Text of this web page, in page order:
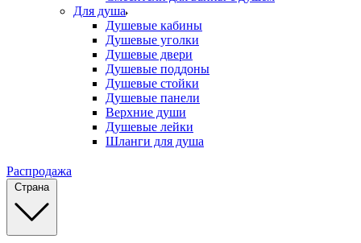
Для душа
Душевые кабины
Душевые уголки
Душевые двери
Душевые поддоны
Душевые стойки
Душевые панели
Верхние души
Душевые лейки
Шланги для душа
Распродажа
Страна